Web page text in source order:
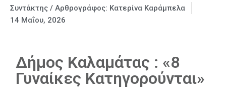
Συντάκτης / Αρθρογράφος: Κατερίνα Καράμπελα
14 Μαΐου, 2026
Δήμος Καλαμάτας : «8
Γυναίκες Κατηγορούνται»